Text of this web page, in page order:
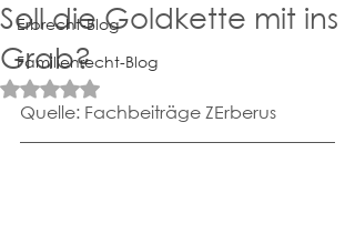
Erbrecht-Blog
Familienrecht-Blog
Soll die Goldkette mit ins
Grab?
Mit NaN von 5 Sternen bewertet.
Quelle: Fachbeiträge ZErberus